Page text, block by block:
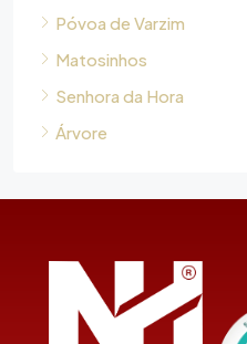
Póvoa de Varzim
Matosinhos
Senhora da Hora
Árvore